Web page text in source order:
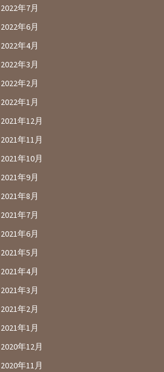
2022年7月
2022年6月
2022年4月
2022年3月
2022年2月
2022年1月
2021年12月
2021年11月
2021年10月
2021年9月
2021年8月
2021年7月
2021年6月
2021年5月
2021年4月
2021年3月
2021年2月
2021年1月
2020年12月
2020年11月